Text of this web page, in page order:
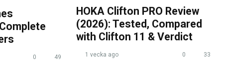
0 49
HOKA Clifton PRO Review
(2026): Tested, Compared
with Clifton 11 & Verdict
1 vecka ago 0 33